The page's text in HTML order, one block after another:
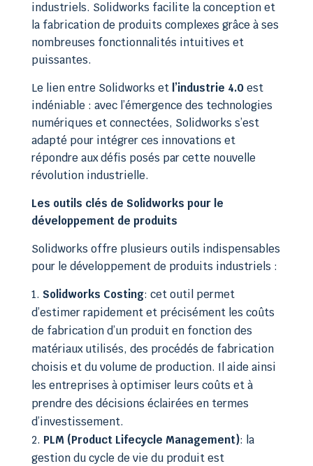
industriels. Solidworks facilite la conception et
la fabrication de produits complexes grâce à ses
nombreuses fonctionnalités intuitives et
puissantes.
Le lien entre Solidworks et l’industrie 4.0est
indéniable : avec l’émergence des technologies
numériques et connectées, Solidworks s’est
adapté pour intégrer ces innovations et
répondre aux défis posés par cette nouvelle
révolution industrielle.
Les outils clés de Solidworks pour le
développement de produits
Solidworks offre plusieurs outils indispensables
pour le développement de produits industriels :
Solidworks Costing: cet outil permet
d’estimer rapidement et précisément les coûts
de fabrication d’un produit en fonction des
matériaux utilisés, des procédés de fabrication
choisis et du volume de production. Il aide ainsi
les entreprises à optimiser leurs coûts et à
prendre des décisions éclairées en termes
d’investissement.
PLM (Product Lifecycle Management): la
gestion du cycle de vie du produit est